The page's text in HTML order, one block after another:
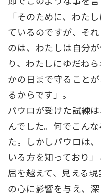
「そのために、わた
ているのですが、そ
のは、わたしは自分
り、わたしにゆだね
かの日まで守ること
るからです」。
パウロが受けた試練
んでした。何でこん
た。しかしパウロは
いる方を知っており
屈を越えて、見える
の心に影響を与え、